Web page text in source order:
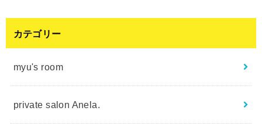
カテゴリー
myu's room
private salon Anela.